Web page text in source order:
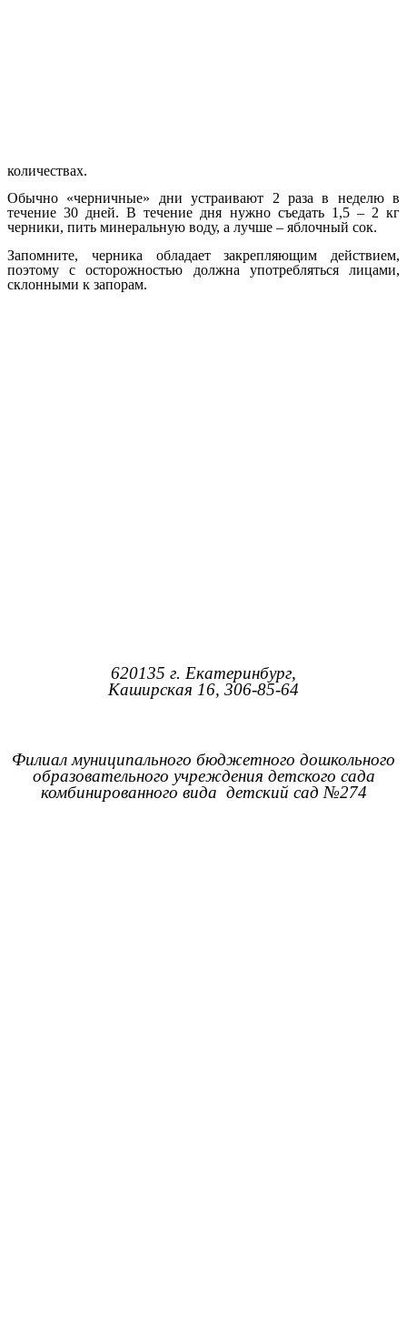
количествах.
Обычно «черничные» дни устраивают 2 раза в неделю в
течение 30 дней. В течение дня нужно съедать 1,5 – 2 кг
черники, пить минеральную воду, а лучше – яблочный сок.
Запомните, черника обладает закрепляющим действием,
поэтому с осторожностью должна употребляться лицами,
склонными к запорам.
620135 г. Екатеринбург,
Каширская 16, 306-85-64
Филиал муниципального бюджетного дошкольного
образовательного учреждения детского сада
комбинированного вида детский сад №274